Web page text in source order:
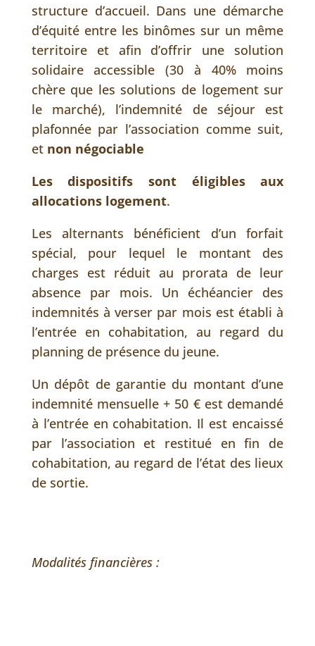
structure d’accueil. Dans une démarche
d’équité entre les binômes sur un même
territoire et afin d’offrir une solution
solidaire accessible (30 à 40% moins
chère que les solutions de logement sur
le marché), l’indemnité de séjour est
plafonnée par l’association comme suit,
et non négociable
Les
dispositifs sont éligibles aux
allocations logement.
Les alternants bénéficient d’un forfait
spécial, pour lequel le montant des
charges est réduit au prorata de leur
absence par mois. Un échéancier des
indemnités à verser par mois est établi à
l’entrée en cohabitation, au regard du
planning de présence du jeune.
Un dépôt de garantie du montant d’une
indemnité mensuelle + 50 € est demandé
à l’entrée en cohabitation. Il est encaissé
par l’association et restitué en fin de
cohabitation, au regard de l’état des lieux
de sortie.
Modalités financières :